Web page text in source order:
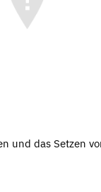
und das Setzen